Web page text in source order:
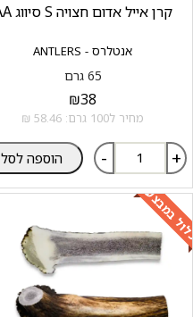
אנטלרס - ANTLERS
קרן אייל אדום חצויה S סיווג AA
65 גרם
₪38
מחיר ל100 גרם: 58.46 ₪
- + הוספה לסל
כלול במבצע